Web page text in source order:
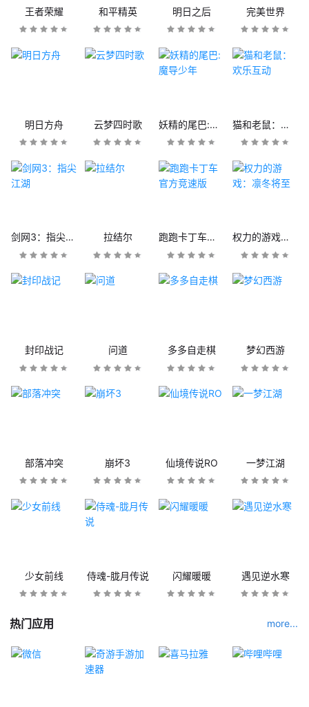
王者荣耀 和平精英 明日之后 完美世界
明日方舟 云梦四时歌 妖精的尾巴:魔导少年 猫和老鼠：欢乐互动
剑网3：指尖江湖 拉结尔 跑跑卡丁车官方竞速版 权力的游戏：凛冬将至
封印战记 问道 多多自走棋 梦幻西游
部落冲突 崩坏3 仙境传说RO 一梦江湖
少女前线 侍魂-胧月传说 闪耀暖暖 遇见逆水寒
热门应用 more...